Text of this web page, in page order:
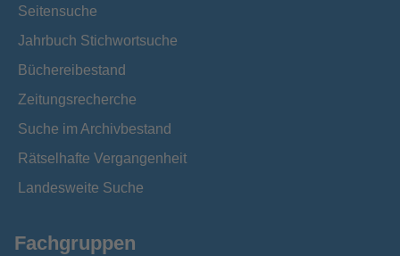
Seitensuche
Jahrbuch Stichwortsuche
Büchereibestand
Zeitungsrecherche
Suche im Archivbestand
Rätselhafte Vergangenheit
Landesweite Suche
Fachgruppen